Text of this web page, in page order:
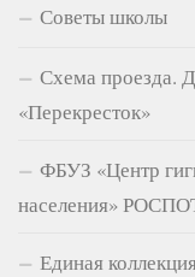
Советы школы
Схема проезда.
«Перекресток»
ФБУЗ «Центр
населения»
Единая